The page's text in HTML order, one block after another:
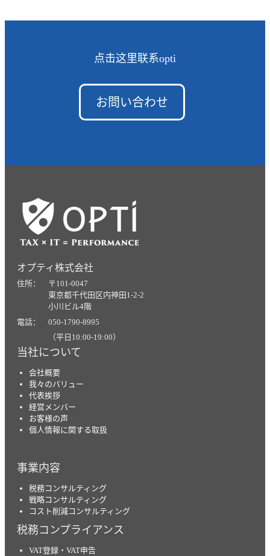
点击这里联系opti
お問い合わせ
オプティ株式会社
住所： 〒101-0047
東京都千代田区内神田1-2-2
小川ビル4階
電話： 050-1790-8995
（平日10:00-19:00）
当社について
会社概要
我々のバリュー
代表挨拶
経営メンバー
お客様の声
個人情報に関する取扱
事業内容
税務コンサルティング
戦略コンサルティング
コスト削減コンサルティング
税務コンプライアンス
VAT登録・VAT申告